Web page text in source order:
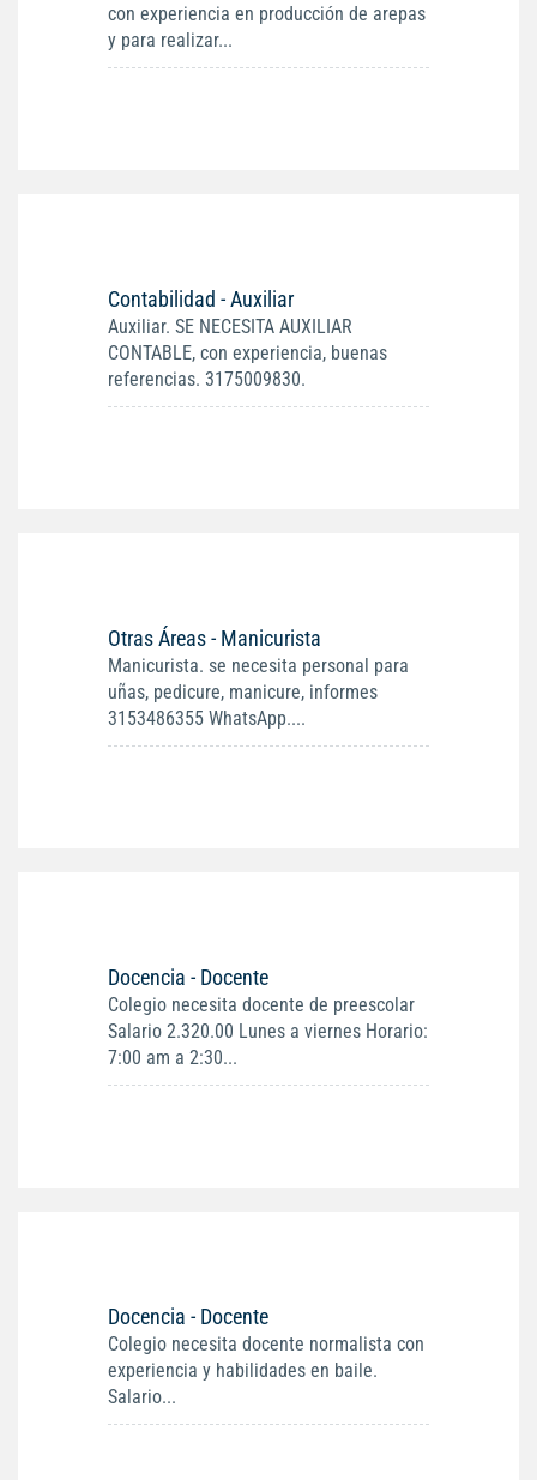
con experiencia en producción de arepas
y para realizar...
Contabilidad - Auxiliar
Auxiliar. SE NECESITA AUXILIAR
CONTABLE, con experiencia, buenas
referencias. 3175009830.
Otras Áreas - Manicurista
Manicurista. se necesita personal para
uñas, pedicure, manicure, informes
3153486355 WhatsApp....
Docencia - Docente
Colegio necesita docente de preescolar
Salario 2.320.00 Lunes a viernes Horario:
7:00 am a 2:30...
Docencia - Docente
Colegio necesita docente normalista con
experiencia y habilidades en baile.
Salario...